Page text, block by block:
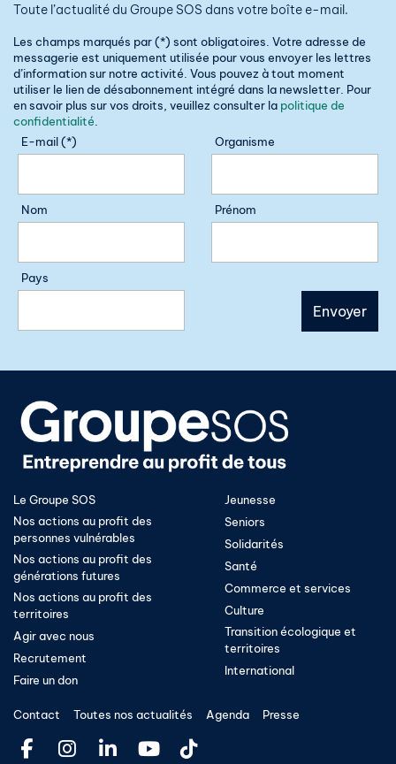
Toute l’actualité du Groupe SOS dans votre boîte e-mail.
Les champs marqués par (*) sont obligatoires. Votre adresse de
messagerie est uniquement utilisée pour vous envoyer les lettres
d’information sur notre activité. Vous pouvez à tout moment
utiliser le lien de désabonnement intégré dans la newsletter. Pour
en savoir plus sur vos droits, veuillez consulter la politique de
confidentialité
E-mail (*)
Organisme
Nom Prénom
Pays
Le Groupe SOS
Nos actions au profit des
personnes vulnérables
Nos actions au profit des
générations futures
Nos actions au profit des
territoires
Agir avec nous
Recrutement
Faire un don
Jeunesse
Seniors
Solidarités
Santé
Commerce et services
Culture
Transition écologique et
territoires​
International
Contact Toutes nos actualités Agenda Presse